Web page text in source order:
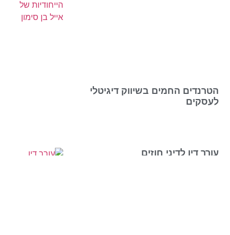
הטרנדים החמים בשיווק דיגיטלי
לעסקים
עורך דין לדיני חוזים